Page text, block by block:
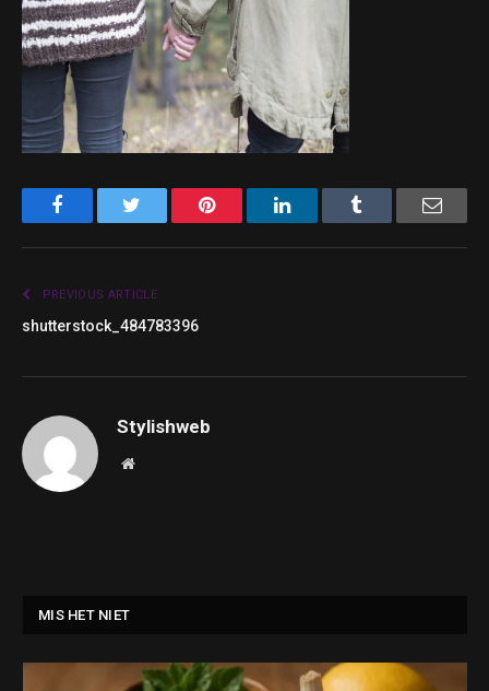
Facebook Pinterest LinkedIn Email
PREVIOUS ARTICLE
shutterstock_484783396
Stylishweb
Website
MIS HET NIET